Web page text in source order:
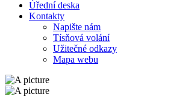
Úřední deska
Kontakty
Napište nám
Tísňová volání
Užitečné odkazy
Mapa webu